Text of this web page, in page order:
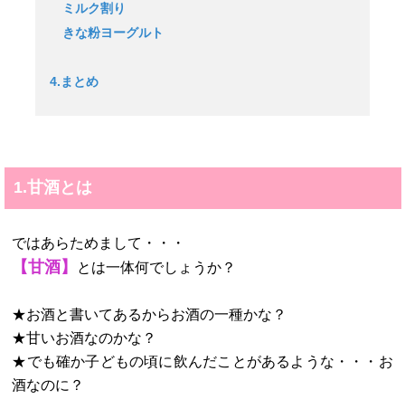
ミルク割り
きな粉ヨーグルト
4.まとめ
1.甘酒とは
ではあらためまして・・・
【甘酒】 とは一体何でしょうか？
★お酒と書いてあるからお酒の一種かな？
★甘いお酒なのかな？
★でも確か子どもの頃に飲んだことがあるような・・・お
酒なのに？